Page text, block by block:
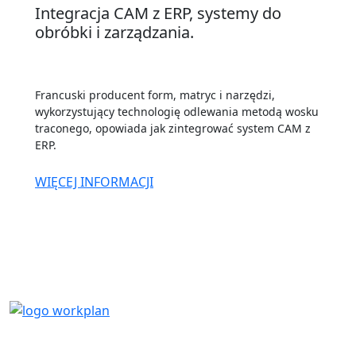
Integracja CAM z ERP, systemy do
obróbki i zarządzania.
Francuski producent form, matryc i narzędzi,
wykorzystujący technologię odlewania metodą wosku
traconego, opowiada jak zintegrować system CAM z
ERP.
WIĘCEJ INFORMACJI